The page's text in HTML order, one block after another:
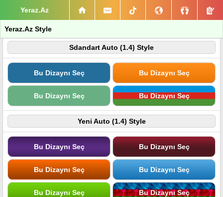
Yeraz.Az
Yeraz.Az Style
Sdandart Auto (1.4) Style
Bu Dizaynı Seç Bu Dizaynı Seç
Bu Dizaynı Seç Bu Dizaynı Seç
Yeni Auto (1.4) Style
Bu Dizaynı Seç Bu Dizaynı Seç
Bu Dizaynı Seç Bu Dizaynı Seç
Bu Dizaynı Seç Bu Dizaynı Seç